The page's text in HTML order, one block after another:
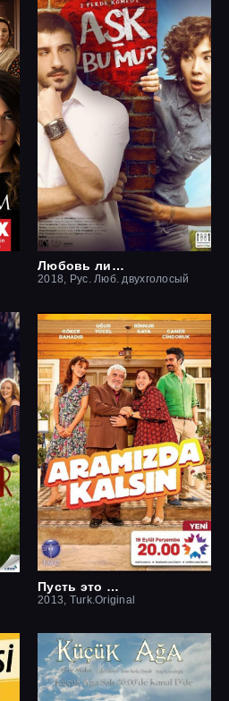
Любовь ли это?
2018, Рус. Люб. двухголосый
Пусть это останется между нами
2013, Turk.Original